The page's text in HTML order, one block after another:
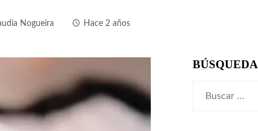
Nogueira Hace 2 años
BÚSQUEDA